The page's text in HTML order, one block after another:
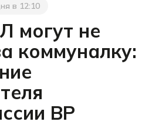
в 12:10
могут не
коммуналку:
ВР